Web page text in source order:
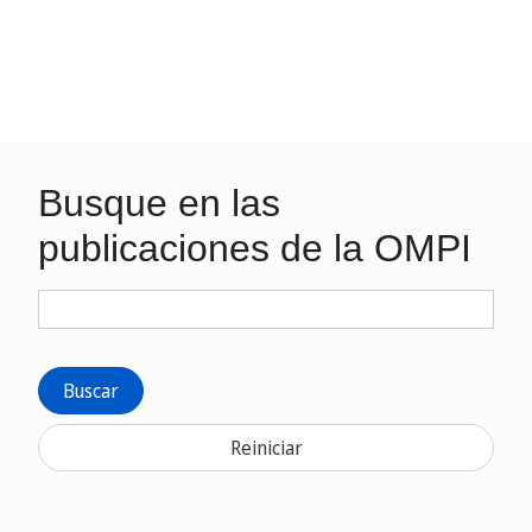
Busque en las
publicaciones de la OMPI
Buscar
Reiniciar